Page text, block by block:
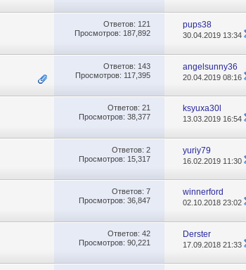
Ответов: 121
Просмотров: 187,892
pups38
30.04.2019 13:34
Ответов: 143
Просмотров: 117,395
angelsunny36
20.04.201908:16
Ответов: 21
Просмотров: 38,377
ksyuxa30l
13.03.2019 16:54
Ответов: 2
Просмотров: 15,317
yuriy79
16.02.2019 11:30
Ответов: 7
Просмотров: 36,847
winnerford
02.10.201823:02
Ответов: 42
Просмотров: 90,221
Derster
17.09.201821:33